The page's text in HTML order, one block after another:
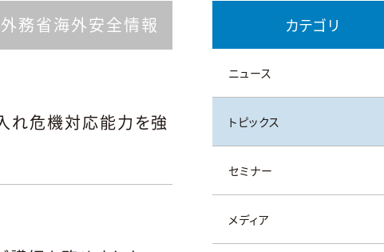
外務省海外安全情報
れ危機対応能力を強
カテゴリ
ニュース
トピックス
セミナー
メディア